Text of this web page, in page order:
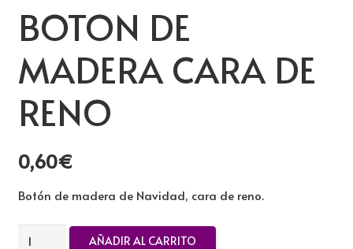
BOTON DE
MADERA CARA DE
RENO
0,60€
Botón de madera de Navidad, cara de reno.
BOTON
AÑADIR AL CARRITO